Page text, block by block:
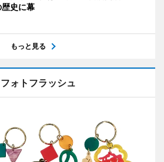
史に幕
もっと見る
フォトフラッシュ